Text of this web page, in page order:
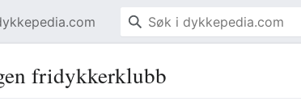
fridykkerklubb